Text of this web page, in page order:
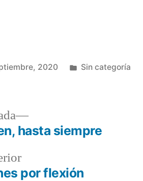
2020
Publicada
Sin categoría
Entrada
anterior:
por flexión
Siguiente
entrada:
hasta siempre